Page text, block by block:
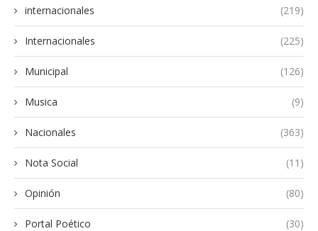
internacionales (219)
Internacionales (225)
Municipal (126)
Musica (9)
Nacionales (363)
Nota Social (11)
Opinión (80)
Portal Poético (30)